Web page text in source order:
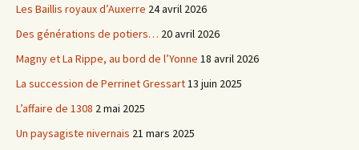
Les Baillis royaux d’Auxerre 24 avril 2026
Des générations de potiers… 20 avril 2026
Magny et La Rippe, au bord de l’Yonne 18 avril 2026
La succession de Perrinet Gressart13 juin 2025
L’affaire de 1308 2 mai 2025
Un paysagiste nivernais 21 mars 2025